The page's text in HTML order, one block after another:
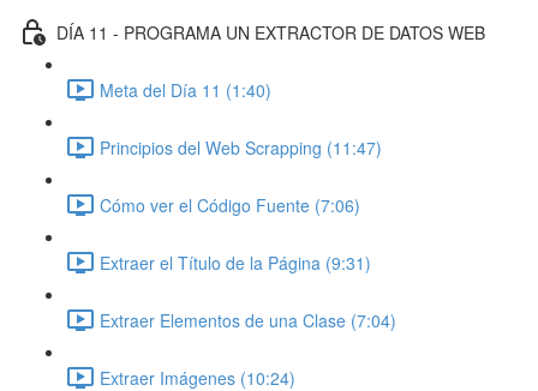
DÍA 11 - PROGRAMA UN EXTRACTOR DE DATOS WEB
Meta del Día 11 (1:40)
Principios del Web Scrapping (11:47)
Cómo ver el Código Fuente (7:06)
Extraer el Título de la Página (9:31)
Extraer Elementos de una Clase (7:04)
Extraer Imágenes (10:24)